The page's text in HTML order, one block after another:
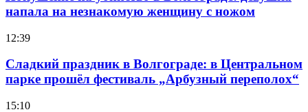
напала на незнакомую женщину с ножом
12:39
Сладкий праздник в Волгограде: в Центральном
парке прошёл фестиваль „Арбузный переполох“
15:10